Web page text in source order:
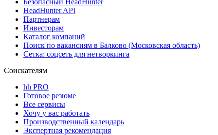
Безопасный HeadHunter
HeadHunter API
Партнерам
Инвесторам
Каталог компаний
Поиск по вакансиям в Балково (Московская область)
Сетка: соцсеть для нетворкинга
Соискателям
hh PRO
Готовое резюме
Все сервисы
Хочу у вас работать
Производственный календарь
Экспертная рекомендация